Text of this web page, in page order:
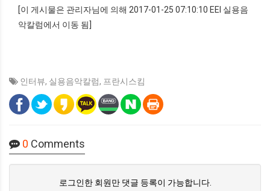
[이 게시물은 관리자님에 의해 2017-01-25 07:10:10 EEI 실용음
악칼럼에서 이동 됨]
인터뷰, 실용음악칼럼, 프란시스킴
0 Comments
로그인한 회원만 댓글 등록이 가능합니다.